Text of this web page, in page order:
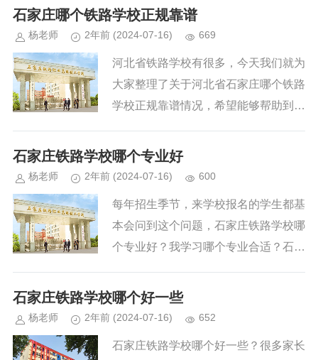
杨老师。2、来校报名直接到学校招生
名、到校时间。...
石家庄哪个铁路学校正规靠谱
杨老师 2年前 (2024-07-16) 669
河北省铁路学校有很多，今天我们就为
大家整理了关于河北省石家庄哪个铁路
学校正规靠谱情况，希望能够帮助到大
石家庄铁道大学，前身中国人民解放军
有石家庄铁路职业技术学院始建于195
0年9月，已有73年的办学历史，前身
为中国人民解放军铁道兵工程学院财务
材料系，原铁道部直属高校；河北轨道
运输职业技术学院，前身整合石家庄铁
路运输学校和原石家庄铁路司机学校优
质资源成立原铁路局直属高校。...
石家庄铁路学校哪个专业好
杨老师 2年前 (2024-07-16) 600
每年招生季节，来学校报名的学生都基
本会问到这个问题，石家庄铁路学校哪
个专业好？我学习哪个专业合适？石家
合性学校，所以铁路专业在学校是热
有自己的兴趣爱好一样，都是不同的，
石家庄铁路学校哪个好一些
杨老师 2年前 (2024-07-16) 652
石家庄铁路学校哪个好一些？很多家长